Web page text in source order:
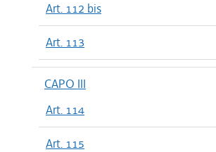
Art. 112 bis
Art. 113
CAPO III
Art. 114
Art. 115